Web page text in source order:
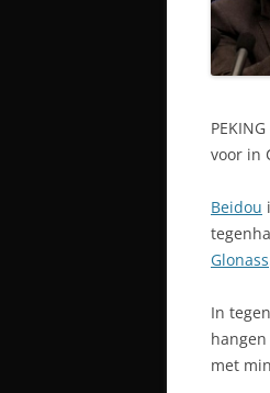
voor in
Beidou
Glonass
In
met